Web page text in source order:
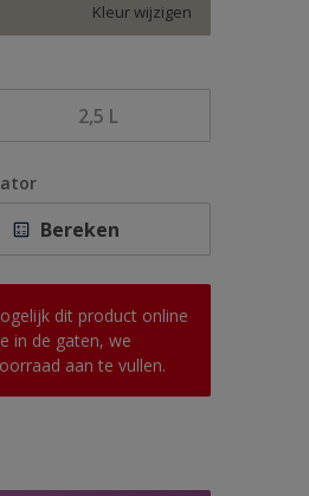
Kleur wijzigen
2,5 L
Bereken
dit product online
in de gaten, we
aan te vullen.